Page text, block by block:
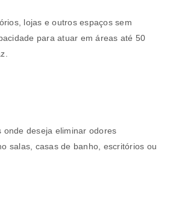
o seu
lojas e outros espaços sem
para atuar em áreas até 50
onde deseja eliminar odores
salas, casas de banho, escritórios ou